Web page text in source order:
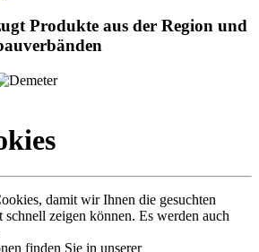
Produkte aus der Region und
damit wir Ihnen die gesuchten
zeigen können. Es werden auch
finden Sie in unserer